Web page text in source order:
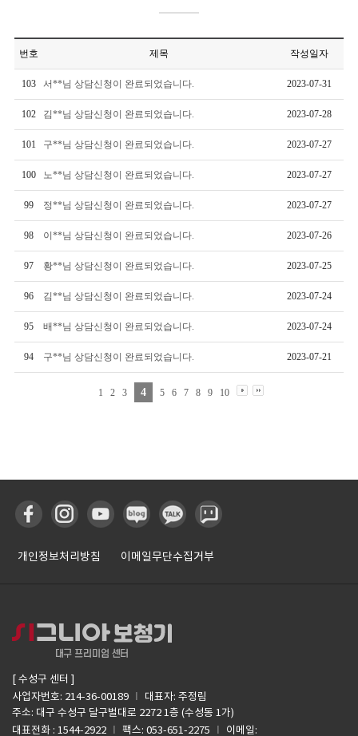
번호 제목 작성일자
103 서**님 상담신청이 완료되었습니다. 2023-07-31
102 김**님 상담신청이 완료되었습니다. 2023-07-28
101 구**님 상담신청이 완료되었습니다. 2023-07-27
100 노**님 상담신청이 완료되었습니다. 2023-07-27
99 정**님 상담신청이 완료되었습니다. 2023-07-27
98 이**님 상담신청이 완료되었습니다. 2023-07-26
97 황**님 상담신청이 완료되었습니다. 2023-07-25
96 김**님 상담신청이 완료되었습니다. 2023-07-24
95 배**님 상담신청이 완료되었습니다. 2023-07-24
94 구**님 상담신청이 완료되었습니다. 2023-07-21
1 2 3 4 5 6 7 8 9 10
개인정보처리방침 이메일무단수집거부
[ 수성구 센터 ]
사업자번호: 214-36-00189 I 대표자: 주정림
주소: 대구 수성구 달구벌대로 2272 1층 (수성동 1가)
대표전화 : 1544-2922 I 팩스: 053-651-2275 I 이메일: